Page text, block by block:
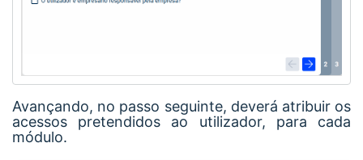
Avançando, no passo seguinte, deverá atribuir os
acessos pretendidos ao utilizador, para cada
módulo.